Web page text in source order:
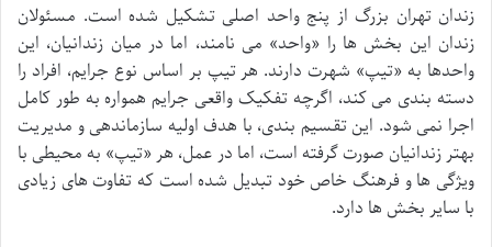
زندان تهران بزرگ از پنج واحد اصلی تشکیل شده است. مسئولان
زندان این بخش ها را «واحد» می نامند، اما در میان زندانیان، این
واحدها به «تیپ» شهرت دارند. هر تیپ بر اساس نوع جرایم، افراد را
دسته بندی می کند، اگرچه تفکیک واقعی جرایم همواره به طور کامل
اجرا نمی شود. این تقسیم بندی، با هدف اولیه سازماندهی و مدیریت
بهتر زندانیان صورت گرفته است، اما در عمل، هر «تیپ» به محیطی با
ویژگی ها و فرهنگ خاص خود تبدیل شده است که تفاوت های زیادی
با سایر بخش ها دارد.